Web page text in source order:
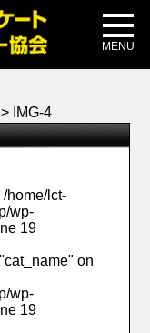
MENU
> IMG-4
/home/lct-
wp-
19
on
wp-
19